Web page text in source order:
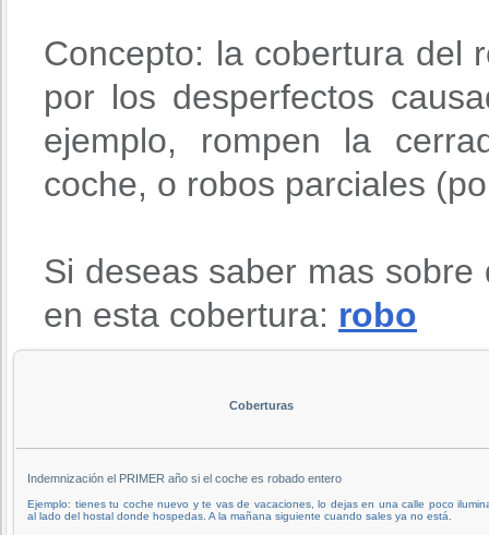
Concepto: la cobertura del
por los desperfectos
ejemplo, rompen la
coche, o robos parciales
Si deseas saber mas
en esta cobertura: robo
Coberturas
Indemnización el PRIMER año si el coche es robado entero
Ejemplo: tienes tu coche nuevo y te vas de vacaciones, lo dejas en una calle poco
al lado del hostal donde hospedas. A la mañana siguiente cuando sales ya no está.